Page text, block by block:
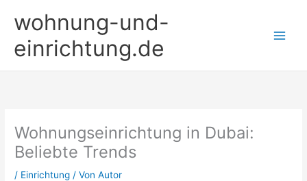
Inhaltwohnung-und-
einrichtung.de
Wohnungseinrichtung in Dubai:
Beliebte Trends
/ Einrichtung / VonAutor